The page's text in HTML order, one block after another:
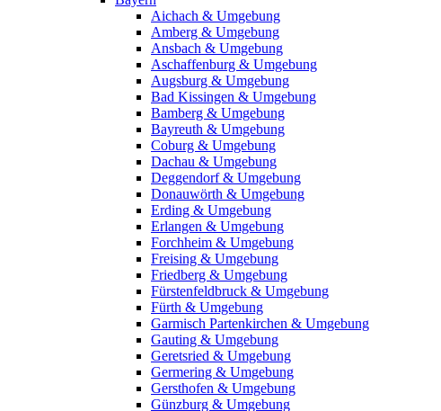
Aichach & Umgebung
Amberg & Umgebung
Ansbach & Umgebung
Aschaffenburg & Umgebung
Augsburg & Umgebung
Bad Kissingen & Umgebung
Bamberg & Umgebung
Bayreuth & Umgebung
Coburg & Umgebung
Dachau & Umgebung
Deggendorf & Umgebung
Donauwörth & Umgebung
Erding & Umgebung
Erlangen & Umgebung
Forchheim & Umgebung
Freising & Umgebung
Friedberg & Umgebung
Fürstenfeldbruck & Umgebung
Fürth & Umgebung
Garmisch Partenkirchen & Umgebung
Gauting & Umgebung
Geretsried & Umgebung
Germering & Umgebung
Gersthofen & Umgebung
Günzburg & Umgebung